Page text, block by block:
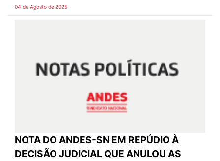
04 de Agosto de 2025
NOTA DO ANDES-SN EM REPÚDIO À
DECISÃO JUDICIAL QUE ANULOU AS